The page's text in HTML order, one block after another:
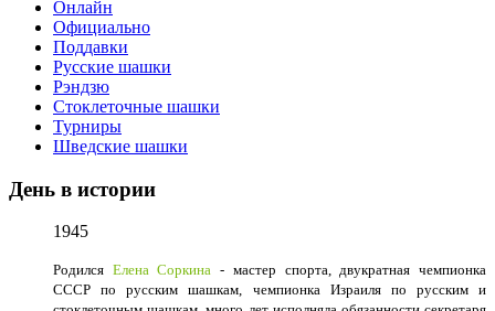
Онлайн
Официально
Поддавки
Русские шашки
Рэндзю
Стоклеточные шашки
Турниры
Шведские шашки
День в истории
1945
Родился Елена Соркина - мастер спорта, двукратная чемпионка
СССР по русским шашкам, чемпионка Израиля по русским и